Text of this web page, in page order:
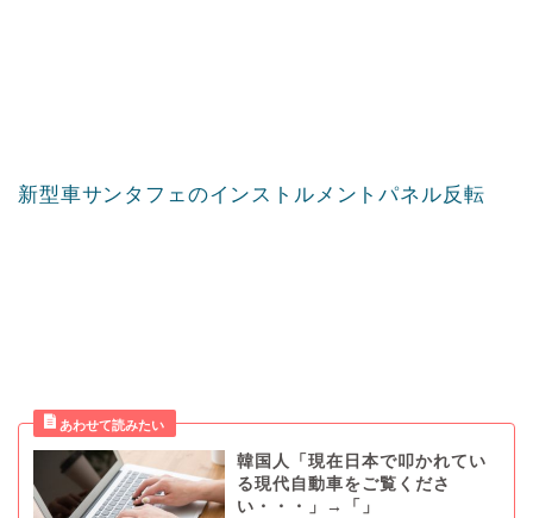
新型車サンタフェのインストルメントパネル反転
韓国人「現在日本で叩かれてい
る現代自動車をご覧くださ
い・・・」→「」